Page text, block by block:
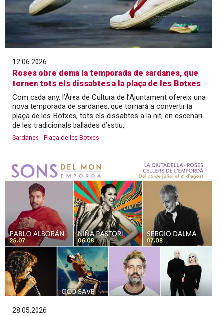
12.06.2026
Roses obre demà la temporada de sardanes, que
tornen tots els dissabtes a la plaça de les Botxes
Com cada any, l’Àrea de Cultura de l’Ajuntament ofereix una
nova temporada de sardanes, que tornarà a convertir la
plaça de les Botxes, tots els dissabtes a la nit, en escenari
de les tradicionals ballades d’estiu,.
Sardanes Plaça de les Botxes
28.05.2026